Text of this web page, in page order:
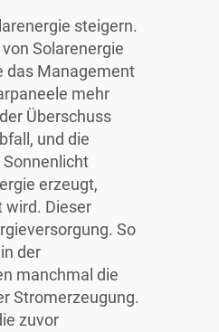
steigern.
Solarenergie
das Management
mehr
Überschuss
und die
erzeugt,
wird. Dieser
So
der
manchmal die
Stromerzeugung.
zuvor